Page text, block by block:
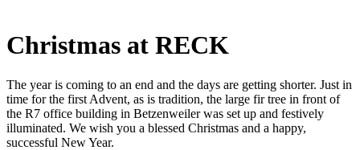
Christmas at RECK
The year is coming to an end and the days are getting shorter. Just in
time for the first Advent, as is tradition, the large fir tree in front of
the R7 office building in Betzenweiler was set up and festively
illuminated. We wish you a blessed Christmas and a happy,
successful New Year.